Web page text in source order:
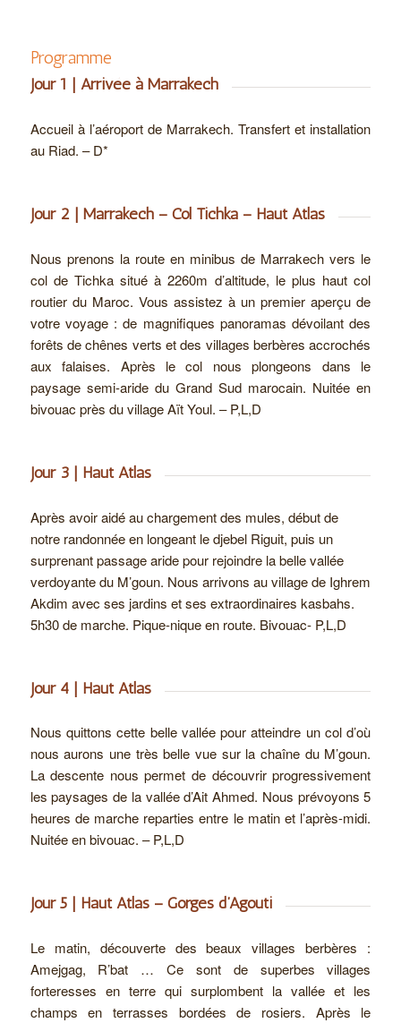
Programme
Jour 1 | Arrivée à Marrakech
Accueil à l’aéroport de Marrakech. Transfert et installation
au Riad. – D*
Jour 2 | Marrakech – Col Tichka – Haut Atlas
Nous prenons la route en minibus de Marrakech vers le
col de Tichka situé à 2260m d’altitude, le plus haut col
routier du Maroc. Vous assistez à un premier aperçu de
votre voyage : de magnifiques panoramas dévoilant des
forêts de chênes verts et des villages berbères accrochés
aux falaises. Après le col nous plongeons dans le
paysage semi-aride du Grand Sud marocain. Nuitée en
bivouac près du village Aït Youl. – P,L,D
Jour 3 | Haut Atlas
Après avoir aidé au chargement des mules, début de
notre randonnée en longeant le djebel Riguit, puis un
surprenant passage aride pour rejoindre la belle vallée
verdoyante du M’goun. Nous arrivons au village de Ighrem
Akdim avec ses jardins et ses extraordinaires kasbahs.
5h30 de marche. Pique-nique en route. Bivouac- P,L,D
Jour 4 | Haut Atlas
Nous quittons cette belle vallée pour atteindre un col d’où
nous aurons une très belle vue sur la chaîne du M’goun.
La descente nous permet de découvrir progressivement
les paysages de la vallée d’Ait Ahmed. Nous prévoyons 5
heures de marche reparties entre le matin et l’après-midi.
Nuitée en bivouac. – P,L,D
Jour 5 | Haut Atlas – Gorges d’Agouti
Le matin, découverte des beaux villages berbères :
Amejgag, R’bat … Ce sont de superbes villages
forteresses en terre qui surplombent la vallée et les
champs en terrasses bordées de rosiers. Après le